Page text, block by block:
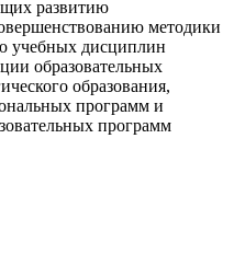
развитию
методики
учебных дисциплин
образовательных
образования,
программ и
программ